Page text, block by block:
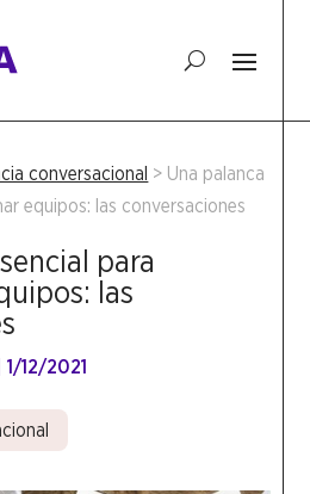
conversacional > Una palanca
equipos: las conversaciones
para
las
|1/12/2021